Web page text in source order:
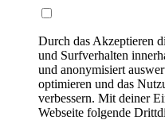
Durch das Akzeptieren
und Surfverhalten
und anonymisiert
optimieren und das
verbessern. Mit deiner
Webseite folgende